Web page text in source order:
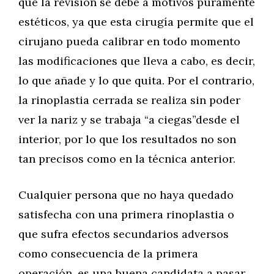
estéticos, ya que esta cirugía permite que el
cirujano pueda calibrar en todo momento
las modificaciones que lleva a cabo, es decir,
lo que añade y lo que quita. Por el contrario,
la rinoplastia cerrada se realiza sin poder
ver la nariz y se trabaja “a ciegas”desde el
interior, por lo que los resultados no son
tan precisos como en la técnica anterior.
Cualquier persona que no haya quedado
satisfecha con una primera rinoplastia o
que sufra efectos secundarios adversos
como consecuencia de la primera